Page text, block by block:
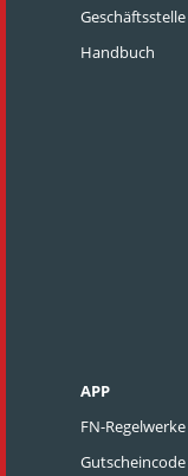
Geschäftsstelle
Handbuch
APP
FN-Regelwerke
Gutscheincode